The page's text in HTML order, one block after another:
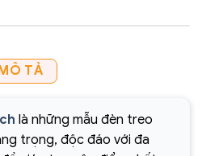
TẢ
là những mẫu đèn treo
trọng, độc đáo với đa